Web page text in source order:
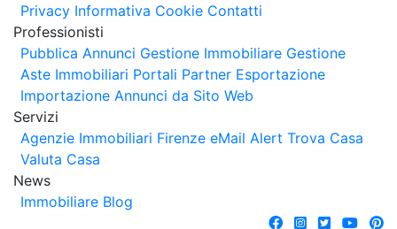
Privacy Informativa Cookie Contatti
Professionisti
Pubblica Annunci Gestione Immobiliare Gestione
Aste Immobiliari Portali Partner Esportazione
Importazione Annunci da Sito Web
Servizi
Agenzie Immobiliari Firenze eMail Alert Trova Casa
Valuta Casa
News
Immobiliare Blog